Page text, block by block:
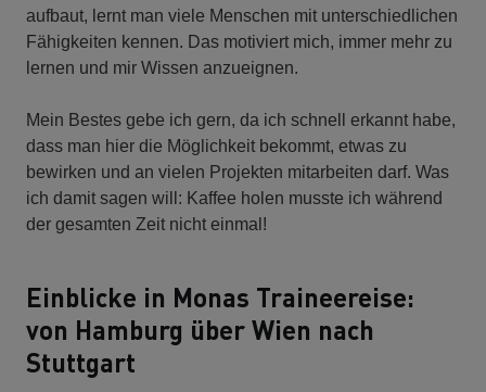
aufbaut, lernt man viele Menschen mit unterschiedlichen
Fähigkeiten kennen. Das motiviert mich, immer mehr zu
lernen und mir Wissen anzueignen.
Mein Bestes gebe ich gern, da ich schnell erkannt habe,
dass man hier die Möglichkeit bekommt, etwas zu
bewirken und an vielen Projekten mitarbeiten darf. Was
ich damit sagen will: Kaffee holen musste ich während
der gesamten Zeit nicht einmal!
Einblicke in Monas Traineereise:
von Hamburg über Wien nach
Stuttgart